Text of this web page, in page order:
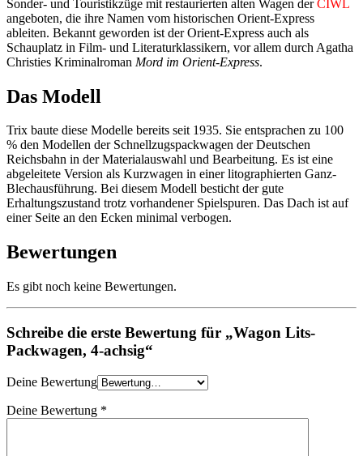
Sonder- und Touristikzüge mit restaurierten alten Wagen derCIWL
angeboten, die ihre Namen vom historischen Orient-Express
ableiten. Bekannt geworden ist der Orient-Express auch als
Schauplatz in Film- und Literaturklassikern, vor allem durch Agatha
Christies Kriminalroman Mord im Orient-Express.
Das Modell
Trix baute diese Modelle bereits seit 1935. Sie entsprachen zu 100
% den Modellen der Schnellzugspackwagen der Deutschen
Reichsbahn in der Materialauswahl und Bearbeitung. Es ist eine
abgeleitete Version als Kurzwagen in einer litographierten Ganz-
Blechausführung. Bei diesem Modell besticht der gute
Erhaltungszustand trotz vorhandener Spielspuren. Das Dach ist auf
einer Seite an den Ecken minimal verbogen.
Bewertungen
Es gibt noch keine Bewertungen.
Schreibe die erste Bewertung für „Wagon Lits-
Packwagen, 4-achsig“
Deine Bewertung
Deine Bewertung *